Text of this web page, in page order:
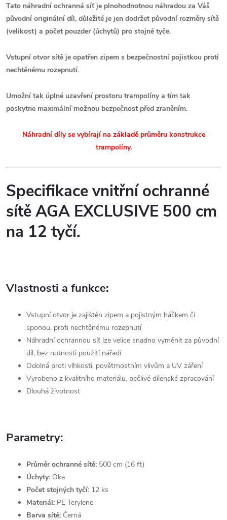
Tato náhradní ochranná síť je plnohodnotnou náhradou za Váš
původní originální díl, důležité je jen dodržet původní rozměry sítě
(velikost) a počet pouzder (úchytů) pro stojné tyče.
Vstupní otvor sítě je opatřen zipem s bezpečnostní pojistkou proti
nechtěnému rozepnutí.
Umožní tak úplné uzavření prostoru trampolíny a tím tak
poskytne maximální možnou bezpečnost před zraněním.
Náhradní díly se vybírají na základě průměru konstrukce
trampolíny.
Specifikace vnitřní ochranné
sítě AGA EXCLUSIVE 500 cm
na 12 tyčí.
Vlastnosti a funkce:
Vstupní otvor je zajištěn zipem a pojistným háčkem či
sponou, proti nechtěnému rozepnutí
Náhradní ochrannou síť lze velice snadno vyměnit za původní
díl, bez nutnosti použití nářadí
Odolná proti vlhkosti, povětrnostním vlivům a UV záření
Vyrobeno z kvalitního materiálu, pečlivé dílenské zpracování
Dlouhá životnost
Parametry:
Průměr ochranné sítě: 500 cm (16 ft)
Úchyty: Oka
Počet stojných tyčí: 12 ks
Materiál: PE Terylene
Barva sítě: Černá